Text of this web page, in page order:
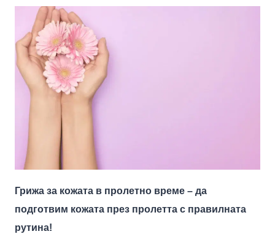
Грижа за кожата в пролетно време – да
подготвим кожата през пролетта с правилната
рутина!